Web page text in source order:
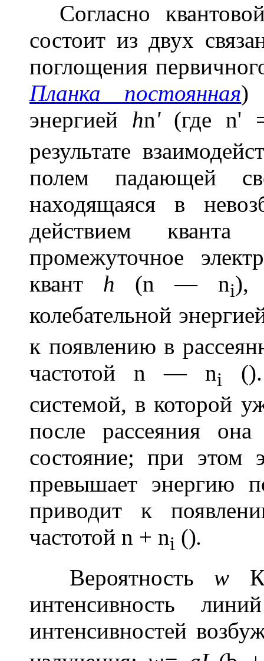
Согласно
состоит из двух
поглощения
Планка постоянная)
энергией hn'(гдеn'
результате
полем падающей
находящаяся в
действием
промежуточное
квант h (n— ni),
колебательной
к появлению в
частотойn—ni
системой, в которой
после рассеяния
состояние; при этом
превышает энергию
приводит к
частотой n + ni ().
Вероятность w
интенсивность
интенсивностей